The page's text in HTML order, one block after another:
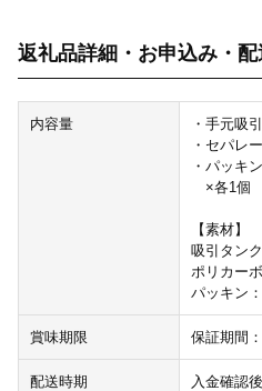
返礼品詳細・お申込み・配
内容量
・手元吸
・セパレ
・パッキン
×各1個
【素材】
吸引タン
ポリカー
パッキン
賞味期限 保証期間
配送時期
入金確認